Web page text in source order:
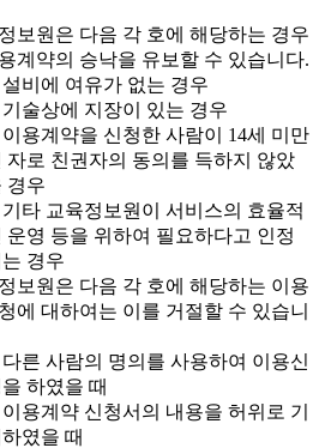
보원은 다음 각 호에 해당하는 경우
계약의 승낙을 유보할 수 있습니다.
설비에 여유가 없는 경우
기술상에 지장이 있는 경우
이용계약을 신청한 사람이 14세 미만
자로 친권자의 동의를 득하지 않았
경우
기타 교육정보원이 서비스의 효율적
운영 등을 위하여 필요하다고 인정
경우
보원은 다음 각 호에 해당하는 이용
에 대하여는 이를 거절할 수 있습니
다른 사람의 명의를 사용하여 이용신
하였을 때
이용계약 신청서의 내용을 허위로 기
였을 때